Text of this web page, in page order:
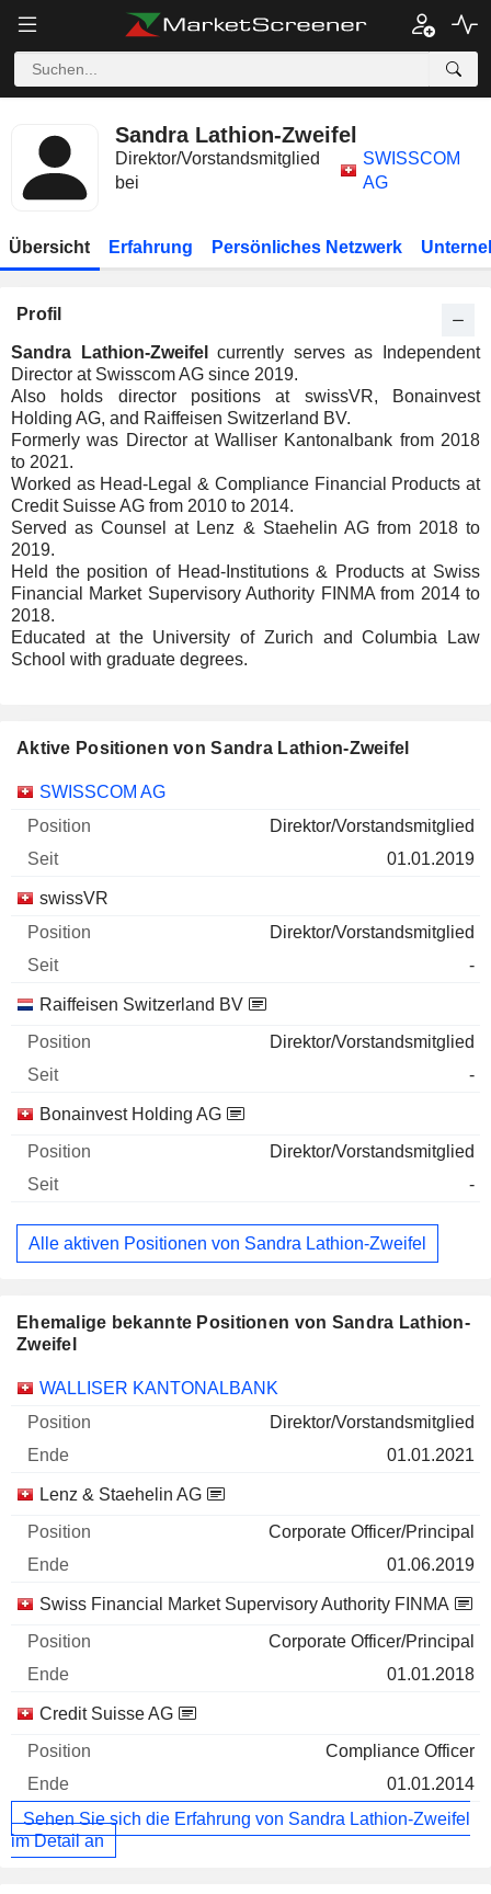
Sandra Lathion-Zweifel
Direktor/Vorstandsmitglied
bei
SWISSCOM
AG
Übersicht Erfahrung Persönliches Netzwerk
Profil
Sandra Lathion-Zweifel
currently serves as Independent
Director at Swisscom AG since 2019.
Also holds director positions at swissVR, Bonainvest
Holding AG, and Raiffeisen Switzerland BV.
Formerly was Director at Walliser Kantonalbank from 2018
to 2021.
Worked as Head-Legal & Compliance Financial Products at
Credit Suisse AG from 2010 to 2014.
Served as Counsel at Lenz & Staehelin AG from 2018 to
2019.
Held the position of Head-Institutions & Products at Swiss
Financial Market Supervisory Authority FINMA from 2014 to
2018.
Educated at the University of Zurich and Columbia Law
School with graduate degrees.
Aktive Positionen von Sandra Lathion-Zweifel
Unternehmen Position
SWISSCOM AG
Direktor/Vorstandsmitglied
01.01.2019
swissVR
Direktor/Vorstandsmitglied
-
Raiffeisen Switzerland BV
Direktor/Vorstandsmitglied
-
Bonainvest Holding AG
Direktor/Vorstandsmitglied
-
Alle aktiven Positionen von Sandra Lathion-Zweifel
Ehemalige bekannte Positionen von Sandra Lathion-
Zweifel
Unternehmen Position Ende
WALLISER KANTONALBANK
Direktor/Vorstandsmitglied
01.01.2021
Lenz & Staehelin AG
Corporate Officer/Principal
01.06.2019
Swiss Financial Market Supervisory Authority FINMA
Corporate Officer/Principal
01.01.2018
Credit Suisse AG
Compliance Officer
01.01.2014
Sehen Sie sich die Erfahrung von Sandra Lathion-Zweifel
im Detail an